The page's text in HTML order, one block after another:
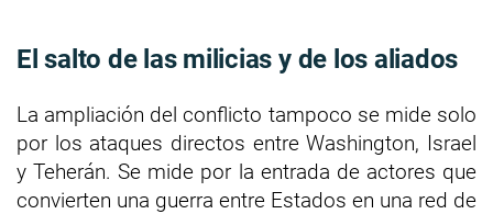
El salto de las milicias y de los aliados
La ampliación del conflicto tampoco se mide solo
por los ataques directos entre Washington, Israel
y Teherán. Se mide por la entrada de actores que
convierten una guerra entre Estados en una red de